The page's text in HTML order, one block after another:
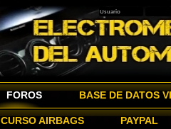
FOROS BASE DE DATOS
CURSO AIRBAGS PAYPAL